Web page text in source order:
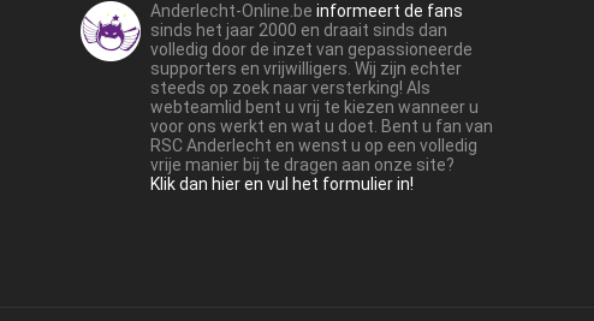
Anderlecht-Online.be informeert de fans
sinds het jaar 2000 en draait sinds dan
volledig door de inzet van gepassioneerde
supporters en vrijwilligers. Wij zijn echter
steeds op zoek naar versterking! Als
webteamlid bent u vrij te kiezen wanneer u
voor ons werkt en wat u doet. Bent u fan van
RSC Anderlecht en wenst u op een volledig
vrije manier bij te dragen aan onze site?
Klik dan hier en vul het formulier in!